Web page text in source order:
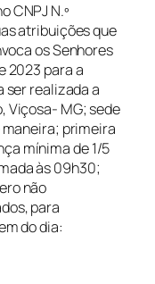
CNPJ N.º
atribuições que
os Senhores
2023 para a
ser realizada a
Viçosa- MG; sede
maneira; primeira
mínima de 1/5
às 09h30;
não
para
do dia: